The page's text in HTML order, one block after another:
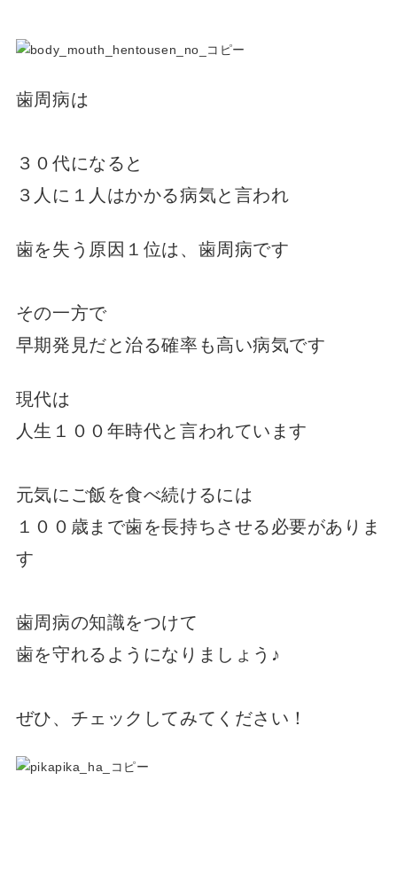
歯周病は
３０代になると
３人に１人はかかる病気と言われ
歯を失う原因１位は、歯周病です
その一方で
早期発見だと治る確率も高い病気です
現代は
人生１００年時代と言われています
元気にご飯を食べ続けるには
１００歳まで歯を長持ちさせる必要がありま
す
歯周病の知識をつけて
歯を守れるようになりましょう♪
ぜひ、チェックしてみてください！